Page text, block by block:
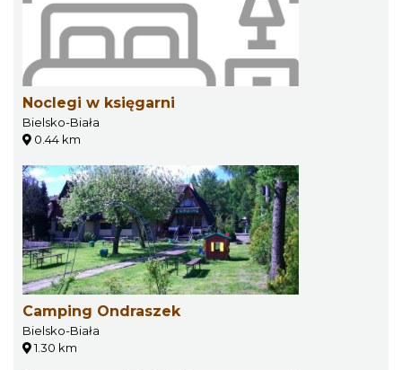
Noclegi w księgarni
Bielsko-Biała
0.44 km
Camping Ondraszek
Bielsko-Biała
1.30 km